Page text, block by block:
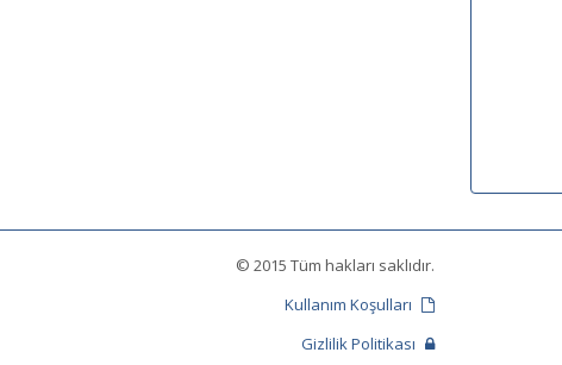
© 2015 Tüm hakları saklıdır.
Kullanım Koşulları
Gizlilik Politikası